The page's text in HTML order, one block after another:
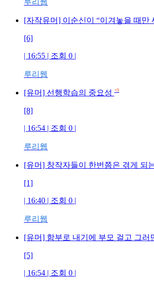
[자작유머] 이순신이 “이겨놓을 때만
[6]
| 16:55 | 조회 0 |
루리웹
[유머] 선행학습의 중요성 +9
[8]
| 16:54 | 조회 0 |
루리웹
[유머] 창작자들이 한번쯤은 겪게 되
[1]
| 16:40 | 조회 0 |
루리웹
[유머] 함부로 내기에 부모 걸고 그러
[5]
| 16:54 | 조회 0 |